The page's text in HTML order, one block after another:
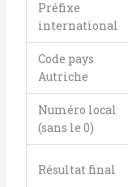
Préfixe
international
Code pays
Autriche
Numéro local
(sans le 0)
Résultat final